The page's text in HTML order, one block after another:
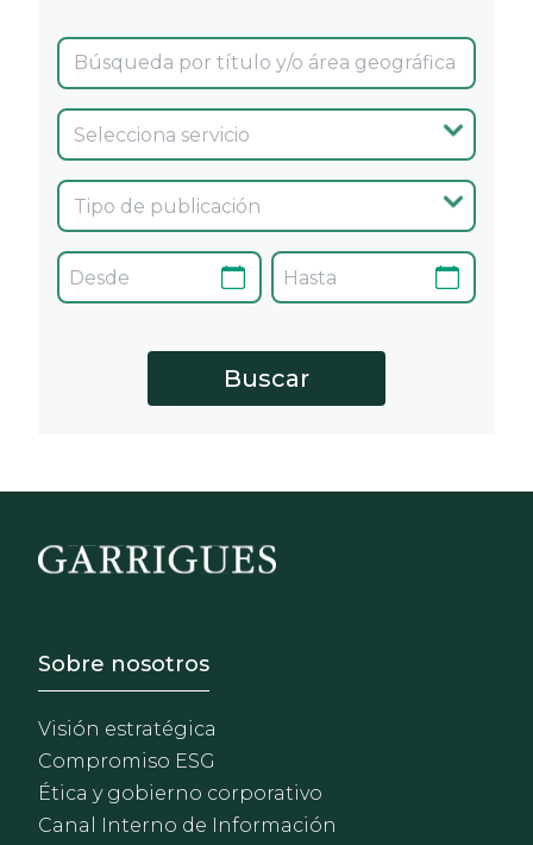
Footer - Sobre Nosotros
Sobre nosotros
Visión estratégica
Compromiso ESG
Ética y gobierno corporativo
Canal Interno de Información